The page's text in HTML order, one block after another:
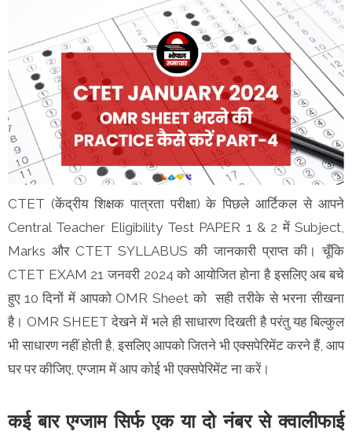
CTET (केंद्रीय शिक्षक पात्रता परीक्षा) के पिछले आर्टिकल से आपने
Central Teacher Eligibility Test PAPER 1 & 2 में Subject,
Marks और CTET SYLLABUS की जानकारी प्राप्त की। चूँकि
CTET EXAM 21 जनवरी 2024 को आयोजित होना है इसलिए अब बचे
हुए 10 दिनों में आपको OMR Sheet को सही तरीके से भरना सीखना
है। OMR SHEET देखने में भले ही साधारण दिखती है परंतु यह बिल्कुल
भी साधारण नहीं होती है, इसलिए आपको जितने भी एक्सपेरिमेंट करने हैं, आप
घर पर कीजिए, एग्जाम में आप कोई भी एक्सपेरिमेंट ना करें।
कई बार एग्जाम सिर्फ एक या दो नंबर से क्वालीफाई